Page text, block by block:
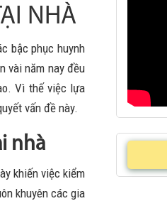
NHÀ
bậc phục huynh
vài năm nay đều
Vì thế việc lựa
vấn đề này.
nhà
khiến việc kiểm
khuyên các gia